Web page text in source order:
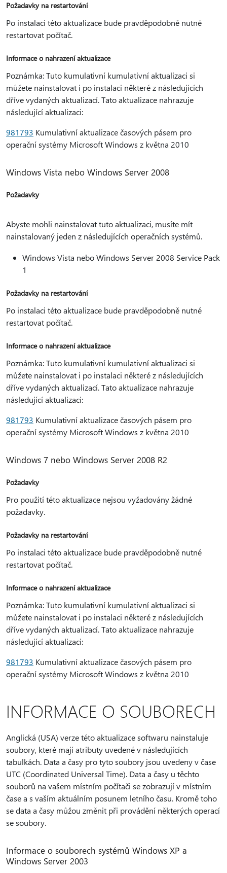
Požadavky na restartování
Po instalaci této aktualizace bude pravděpodobně nutné
restartovat počítač.
Informace o nahrazení aktualizace
Poznámka: Tuto kumulativní kumulativní aktualizaci si
můžete nainstalovat i po instalaci některé z následujících
dříve vydaných aktualizací. Tato aktualizace nahrazuje
následující aktualizaci:
981793 Kumulativní aktualizace časových pásem pro
operační systémy Microsoft Windows z května 2010
Windows Vista nebo Windows Server 2008
Požadavky
Abyste mohli nainstalovat tuto aktualizaci, musíte mít
nainstalovaný jeden z následujících operačních systémů.
Windows Vista nebo Windows Server 2008 Service Pack
1
Požadavky na restartování
Po instalaci této aktualizace bude pravděpodobně nutné
restartovat počítač.
Informace o nahrazení aktualizace
Poznámka: Tuto kumulativní kumulativní aktualizaci si
můžete nainstalovat i po instalaci některé z následujících
dříve vydaných aktualizací. Tato aktualizace nahrazuje
následující aktualizaci:
981793 Kumulativní aktualizace časových pásem pro
operační systémy Microsoft Windows z května 2010
Windows 7 nebo Windows Server 2008 R2
Požadavky
Pro použití této aktualizace nejsou vyžadovány žádné
požadavky.
Požadavky na restartování
Po instalaci této aktualizace bude pravděpodobně nutné
restartovat počítač.
Informace o nahrazení aktualizace
Poznámka: Tuto kumulativní kumulativní aktualizaci si
můžete nainstalovat i po instalaci některé z následujících
dříve vydaných aktualizací. Tato aktualizace nahrazuje
následující aktualizaci:
981793 Kumulativní aktualizace časových pásem pro
operační systémy Microsoft Windows z května 2010
INFORMACE O SOUBORECH
Anglická (USA) verze této aktualizace softwaru nainstaluje
soubory, které mají atributy uvedené v následujících
tabulkách. Data a časy pro tyto soubory jsou uvedeny v čase
UTC (Coordinated Universal Time). Data a časy u těchto
souborů na vašem místním počítači se zobrazují v místním
čase a s vaším aktuálním posunem letního času. Kromě toho
se data a časy můžou změnit při provádění některých operací
se soubory.
Informace o souborech systémů Windows XP a
Windows Server 2003